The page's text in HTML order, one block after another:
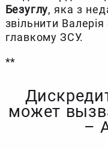
Безуглу, яка з
звільнити
главкому ЗСУ.
**
может
–